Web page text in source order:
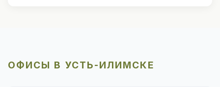
ОФИСЫ В УСТЬ-ИЛИМСКЕ